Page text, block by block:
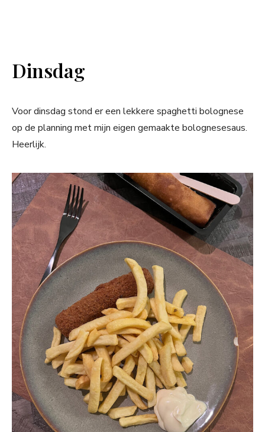
Dinsdag
Voor dinsdag stond er een lekkere spaghetti bolognese
op de planning met mijn eigen gemaakte bolognesesaus.
Heerlijk.